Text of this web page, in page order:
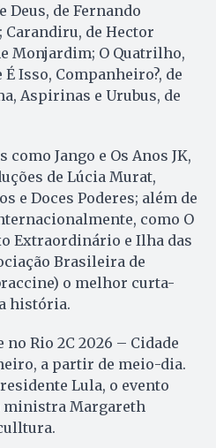
Deus, de Fernando
de Hector
Monjardim; O Quatrilho,
É Isso, Companheiro?, de
Aspirinas e Urubus, de
Jango e Os Anos JK,
de Lúcia Murat,
e Doces Poderes; além de
como O
Extraordinário e Ilha das
Brasileira de
o melhor curta-
história.
Rio 2C 2026 – Cidade
a partir de meio-dia.
Lula, o evento
ministra Margareth